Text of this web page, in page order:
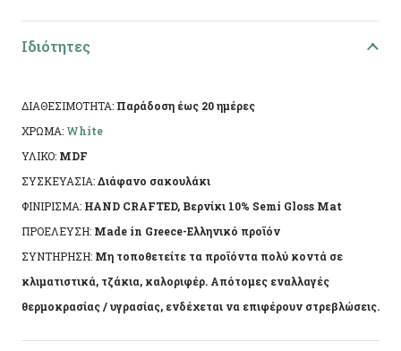
μεταλλικά μοτίβα και κορδέλες, προσδίδει
Τεχνικά Χαρακτηριστικά
Τεχνική:Decoupage (Heritage)
Διαστάσεις:13 × 18 × 4 εκ.
Ειδικά χαρακτηριστικά:Χειροποίητη
κατασκευή, προστατευμένο με άχρωμο
βερνίκι
Το αντικείμενο ενδέχεται να φέρει ελάχιστες
Ιδιότητες
ΔΙΑΘΕΣΙΜΟΤΗΤΑ: Παράδοση έως 20 ημέρες
ΧΡΩΜΑ: White
ΥΛΙΚΟ: MDF
ΣΥΣΚΕΥΑΣΙΑ:Διάφανο σακουλάκι
ΦΙΝΙΡΙΣΜΑ: HAND CRAFTED, Βερνίκι 10% Semi Gloss Mat
ΠΡΟΕΛΕΥΣΗ: Made in Greece-Ελληνικό προϊόν
ΣΥΝΤΗΡΗΣΗ: Μη τοποθετείτε τα προϊόντα πολύ κοντά σε
κλιματιστικά, τζάκια, καλοριφέρ. Απότομες εναλλαγές
θερμοκρασίας / υγρασίας, ενδέχεται να επιφέρουν στρεβλώσεις.